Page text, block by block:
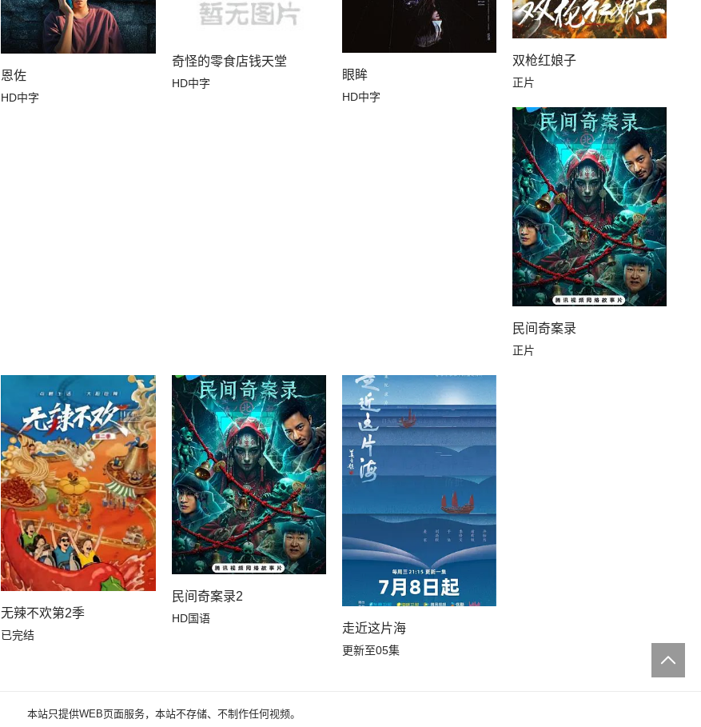
恩佐
HD中字
奇怪的零食店钱天堂
HD中字
眼眸
HD中字
双枪红娘子
正片
民间奇案录
正片
无辣不欢第2季
已完结
民间奇案录2
HD国语
走近这片海
更新至05集
本站只提供WEB页面服务，本站不存储、不制作任何视频。